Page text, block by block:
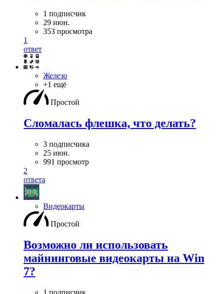
1 подписчик
29 июн.
353 просмотра
1
ответ
Железо
+1 ещё
Простой
Сломалась флешка, что делать?
3 подписчика
25 июн.
991 просмотр
2
ответа
Видеокарты
Простой
Возможно ли использовать
майнинговые видеокарты на Win
7?
1 подписчик